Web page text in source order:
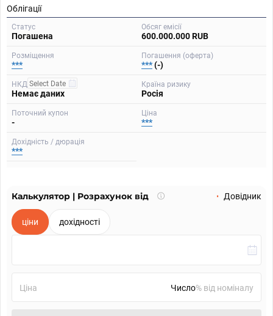
Облігації
Статус
Погашена
Обсяг емісії
600.000.000 RUB
Розміщення
***
Погашення (оферта)
***(-)
НКД
Немає даних
Країна ризику
Росія
Поточний купон
-
Ціна
***
Дохідність / дюрація
***
Калькулятор | Розрахунок від
Що
Довідник
ціни дохідності
Ціна % від номіналу